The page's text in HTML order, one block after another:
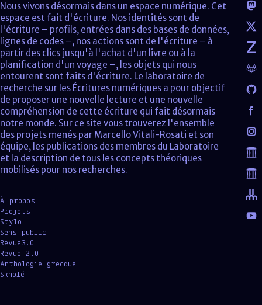
Nous vivons désormais dans un espace numérique. Cet
espace est fait d'écriture. Nos identités sont de
l'écriture – profils, entrées dans des bases de données,
lignes de codes –, nos actions sont de l'écriture – à
partir des clics jusqu'à l'achat d'un livre ou à la
planification d'un voyage –, les objets qui nous
entourent sont faits d'écriture. Le laboratoire de
recherche sur les Écritures numériques a pour objectif
de proposer une nouvelle lecture et une nouvelle
compréhension de cette écriture qui fait désormais
notre monde. Sur ce site vous trouverez l'ensemble
des projets menés par Marcello Vitali-Rosati et son
équipe, les publications des membres du Laboratoire
et la description de tous les concepts théoriques
mobilisés pour nos recherches.
À propos
Projets
Stylo
Sens public
Revue3.0
Revue 2.0
Anthologie grecque
Skholé